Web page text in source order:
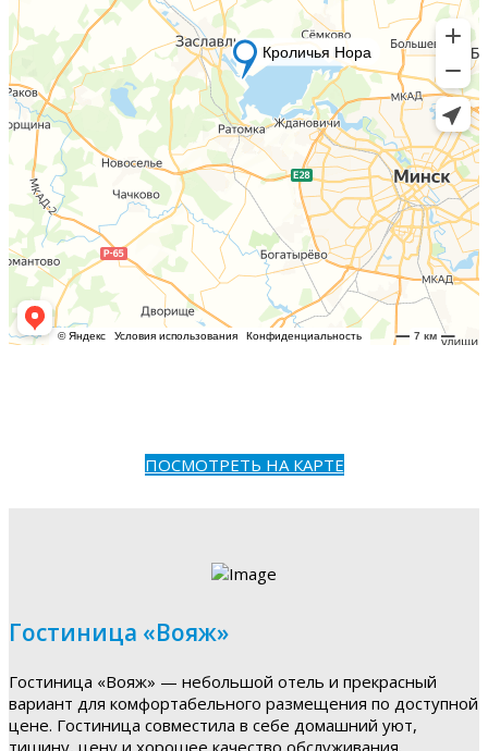
ПОСМОТРЕТЬ НА КАРТЕ
Гостиница «Вояж»
Гостиница «Вояж» — небольшой отель и прекрасный
вариант для комфортабельного размещения по доступной
цене. Гостиница совместила в себе домашний уют,